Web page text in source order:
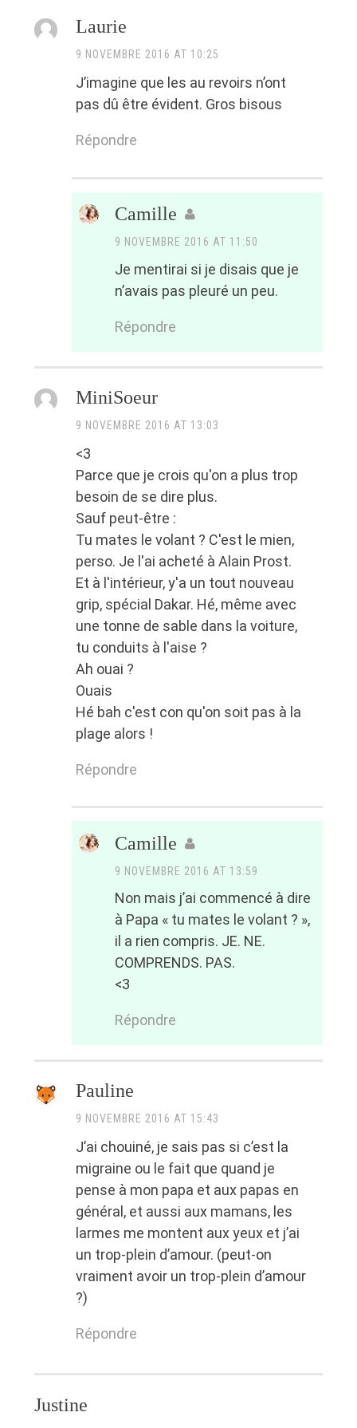
Laurie
9 NOVEMBRE 2016 AT 10:25
J’imagine que les au revoirs n’ont
pas dû être évident. Gros bisous
Répondre
Camille
9 NOVEMBRE 2016 AT 11:50
Je mentirai si je disais que je
n’avais pas pleuré un peu.
Répondre
MiniSoeur
9 NOVEMBRE 2016 AT 13:03
<3
Parce que je crois qu'on a plus trop
besoin de se dire plus.
Sauf peut-être :
Tu mates le volant ? C'est le mien,
perso. Je l'ai acheté à Alain Prost.
Et à l'intérieur, y'a un tout nouveau
grip, spécial Dakar. Hé, même avec
une tonne de sable dans la voiture,
tu conduits à l'aise ?
Ah ouai ?
Ouais
Hé bah c'est con qu'on soit pas à la
plage alors !
Répondre
Camille
9 NOVEMBRE 2016 AT 13:59
Non mais j’ai commencé à dire
à Papa « tu mates le volant ? »,
il a rien compris. JE. NE.
COMPRENDS. PAS.
<3
Répondre
Pauline
9 NOVEMBRE 2016 AT 15:43
J’ai chouiné, je sais pas si c’est la
migraine ou le fait que quand je
pense à mon papa et aux papas en
général, et aussi aux mamans, les
larmes me montent aux yeux et j’ai
un trop-plein d’amour. (peut-on
vraiment avoir un trop-plein d’amour
?)
Répondre
Justine